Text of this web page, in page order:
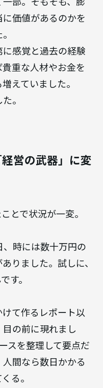
価値があるのかを
感覚と過去の経験
重な人材やお金を
えていました。
。
営の武器」に変
とで状況が一変。
時には数十万円の
りました。試しに、
す。
て作るレポート以
の前に現れまし
スを整理して要点だ
間なら数日かかる
る。